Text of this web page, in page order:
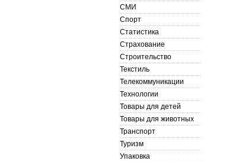
СМИ
Спорт
Статистика
Страхование
Строительство
Текстиль
Телекоммуникации
Технологии
Товары для детей
Товары для животных
Транспорт
Туризм
Упаковка